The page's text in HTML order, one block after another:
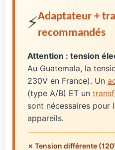
⚡Adaptateur +
recommandés
Attention : tension
Au Guatemala, la
230V en France). Un
(type A/B) ET un
sont nécessaires pour
appareils.
✗ Tension différente